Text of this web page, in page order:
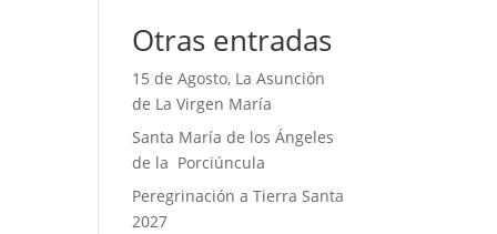
Otras entradas
15 de Agosto, La Asunción
de La Virgen María
Santa María de los Ángeles
de la Porciúncula
Peregrinación a Tierra Santa
2027